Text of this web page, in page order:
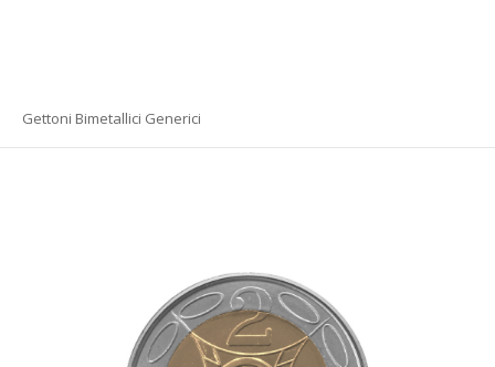
Gettoni Bimetallici Generici